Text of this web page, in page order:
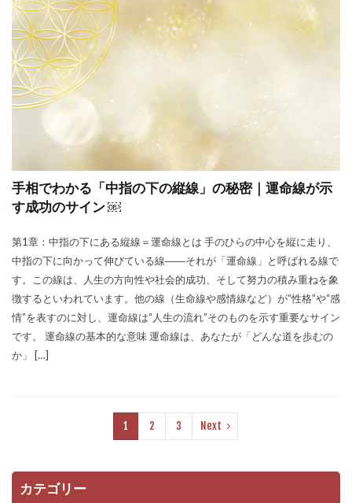
手相でわかる「中指の下の縦線」の秘密｜運命線が示
す成功のサイン ￼
第1章：中指の下にある縦線＝運命線とは 手のひらの中心を縦に走り、
中指の下に向かって伸びている線――それが「運命線」と呼ばれる線で
す。この線は、人生の方向性や社会的成功、そして努力の積み重ねを象
徴するといわれています。他の線（生命線や感情線など）が“性格”や“感
情”を表すのに対し、運命線は“人生の流れ”そのものを示す重要なサイン
です。 運命線の基本的な意味 運命線は、あなたが「どんな道を歩むの
か」 […]
1 2 3 Next
カテゴリー